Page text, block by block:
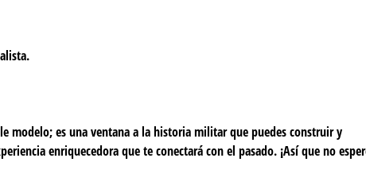
modelo; es una ventana a la historia militar que puedes construir y
enriquecedora que te conectará con el pasado. ¡Así que no